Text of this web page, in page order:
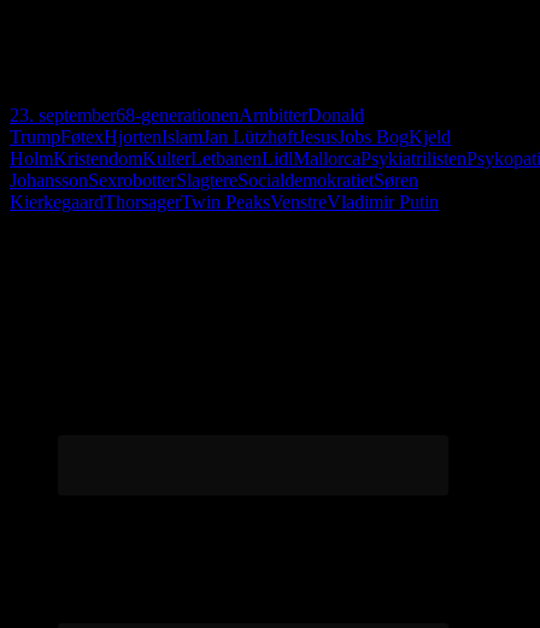
23. september68-generationenArnbitterDonald
TrumpFøtexHjortenIslamJan LützhøftJesusJobs BogKjeld
HolmKristendomKulterLetbanenLidlMallorcaPsykiatrilistenPsykopati
JohanssonSexrobotterSlagtereSocialdemokratietSøren
KierkegaardThorsagerTwin PeaksVenstreVladimir Putin